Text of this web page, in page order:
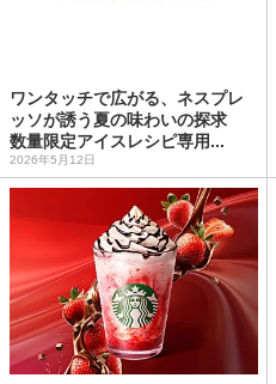
ワンタッチで広がる、ネスプレ
ッソが誘う夏の味わいの探求
数量限定アイスレシピ専用...
2026年5月12日